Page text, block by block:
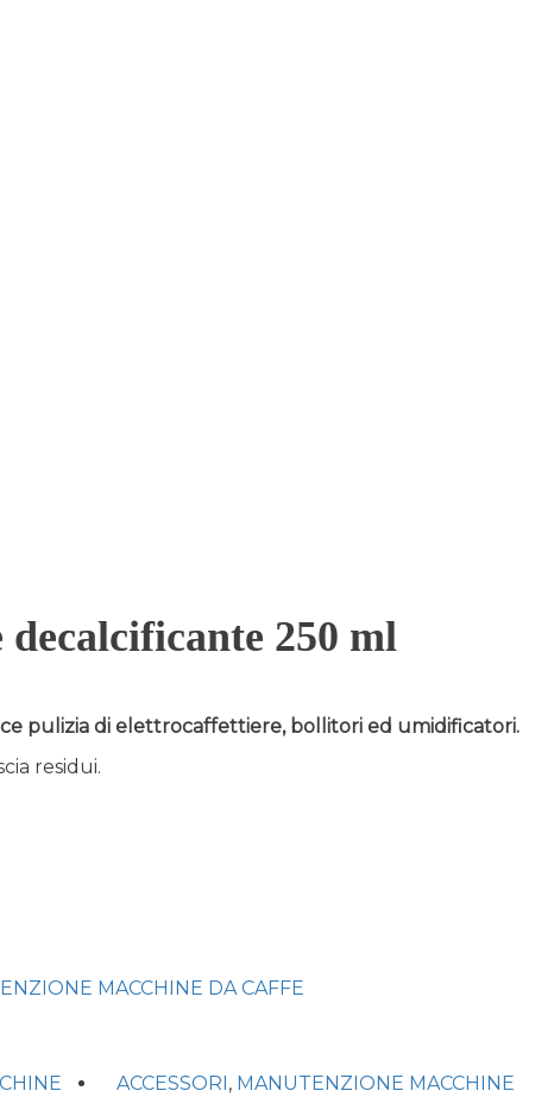
250 ml
pulizia di elettrocaffettiere, bollitori ed umidificatori.
residui.
MACCHINE DA CAFFE
ACCESSORI, MANUTENZIONE MACCHINE